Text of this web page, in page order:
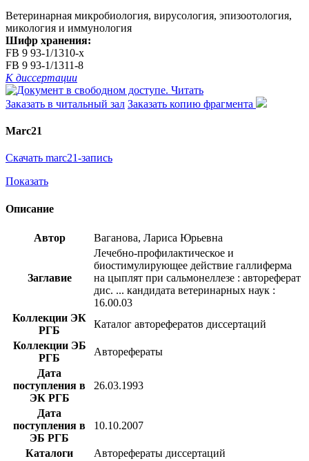
Ветеринарная микробиология, вирусология, эпизоотология,
микология и иммунология
Шифр хранения:
FB 9 93-1/1310-x
FB 9 93-1/1311-8
К диссертации
Читать
Заказать в читальный зал Заказать копию фрагмента
Marc21
Скачать marc21-запись
Показать
Описание
Автор Ваганова, Лариса Юрьевна
Заглавие
Лечебно-профилактическое и
биостимулирующее действие галлиферма
на цыплят при сальмонеллезе : автореферат
дис. ... кандидата ветеринарных наук :
16.00.03
Коллекции ЭК
РГБ
Каталог авторефератов диссертаций
Коллекции ЭБ
РГБ
Авторефераты
Дата
поступления в
ЭК РГБ
26.03.1993
Дата
поступления в
ЭБ РГБ
10.10.2007
Каталоги
Авторефераты диссертаций